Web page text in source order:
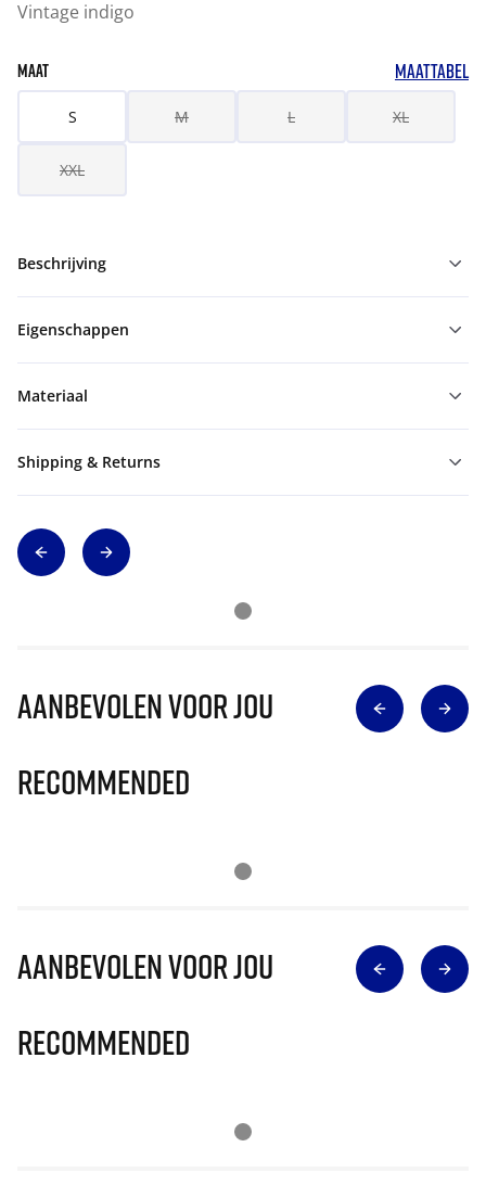
Vintage indigo
MAAT MAATTABEL
S M L XL
XXL
Beschrijving
Eigenschappen
Materiaal
Shipping & Returns
Aanbevolen voor jou
Recommended
Aanbevolen voor jou
Recommended